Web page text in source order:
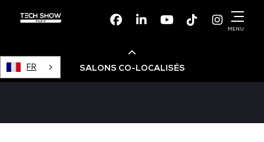
FacebookLinkedinYoutubeTikTok
MENU
FR SALONS CO-LOCALISÉS